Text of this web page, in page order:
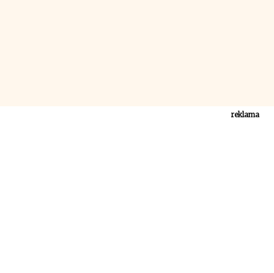
reklama